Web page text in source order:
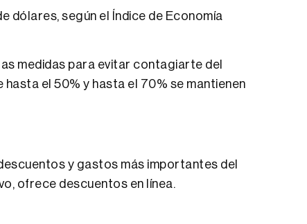
dólares, según el Índice de Economía
medidas para evitar contagiarte del
hasta el 50% y hasta el 70% se mantienen
y gastos más importantes del
ofrece descuentos en línea.